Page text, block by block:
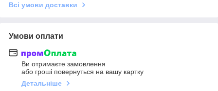
Всі умови доставки
Умови оплати
Ви отримаєте замовлення
або гроші повернуться на вашу картку
Детальніше